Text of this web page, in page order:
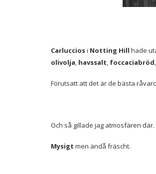
Carlucciosi Notting Hill hade
olivolja, havssalt, foccaciabröd,
Förutsatt att det är de bästa
Och så gillade jag atmosfären där.
Mysigt men ändå fräscht.